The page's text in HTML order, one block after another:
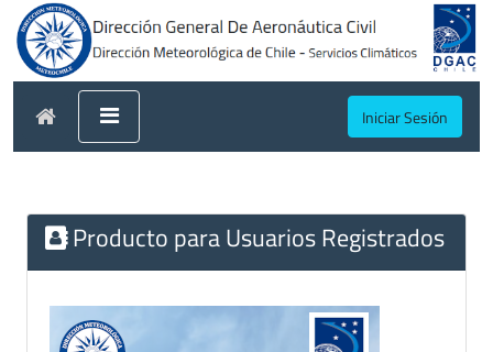
Iniciar Sesión
Producto para Usuarios Registrados